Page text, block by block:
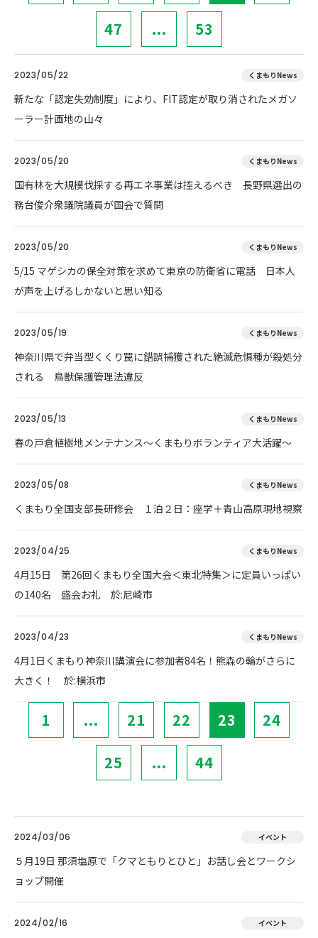
47 ... 53
2023/05/22 くまもりNews
新たな「認定失効制度」により、FIT認定が取り消されたメガソ
ーラー計画地の山々
2023/05/20 くまもりNews
国有林を大規模伐採する再エネ事業は控えるべき 長野県選出の
務台俊介衆議院議員が国会で質問
2023/05/20 くまもりNews
5/15 マゲシカの保全対策を求めて東京の防衛省に電話 日本人
が声を上げるしかないと思い知る
2023/05/19 くまもりNews
神奈川県で弁当型くくり罠に錯誤捕獲された絶滅危惧種が殺処分
される 鳥獣保護管理法違反
2023/05/13 くまもりNews
春の戸倉植樹地メンテナンス～くまもりボランティア大活躍～
2023/05/08 くまもりNews
くまもり全国支部長研修会 １泊２日：座学＋青山高原現地視察
2023/04/25 くまもりNews
4月15日 第26回くまもり全国大会＜東北特集＞に定員いっぱい
の140名 盛会お礼 於:尼崎市
2023/04/23 くまもりNews
4月1日くまもり神奈川講演会に参加者84名！熊森の輪がさらに
大きく！ 於:横浜市
1 ... 21 22 23 24
25 ... 44
2024/03/06 イベント
５月19日 那須塩原で「クマともりとひと」お話し会とワークシ
ョップ開催
2024/02/16 イベント